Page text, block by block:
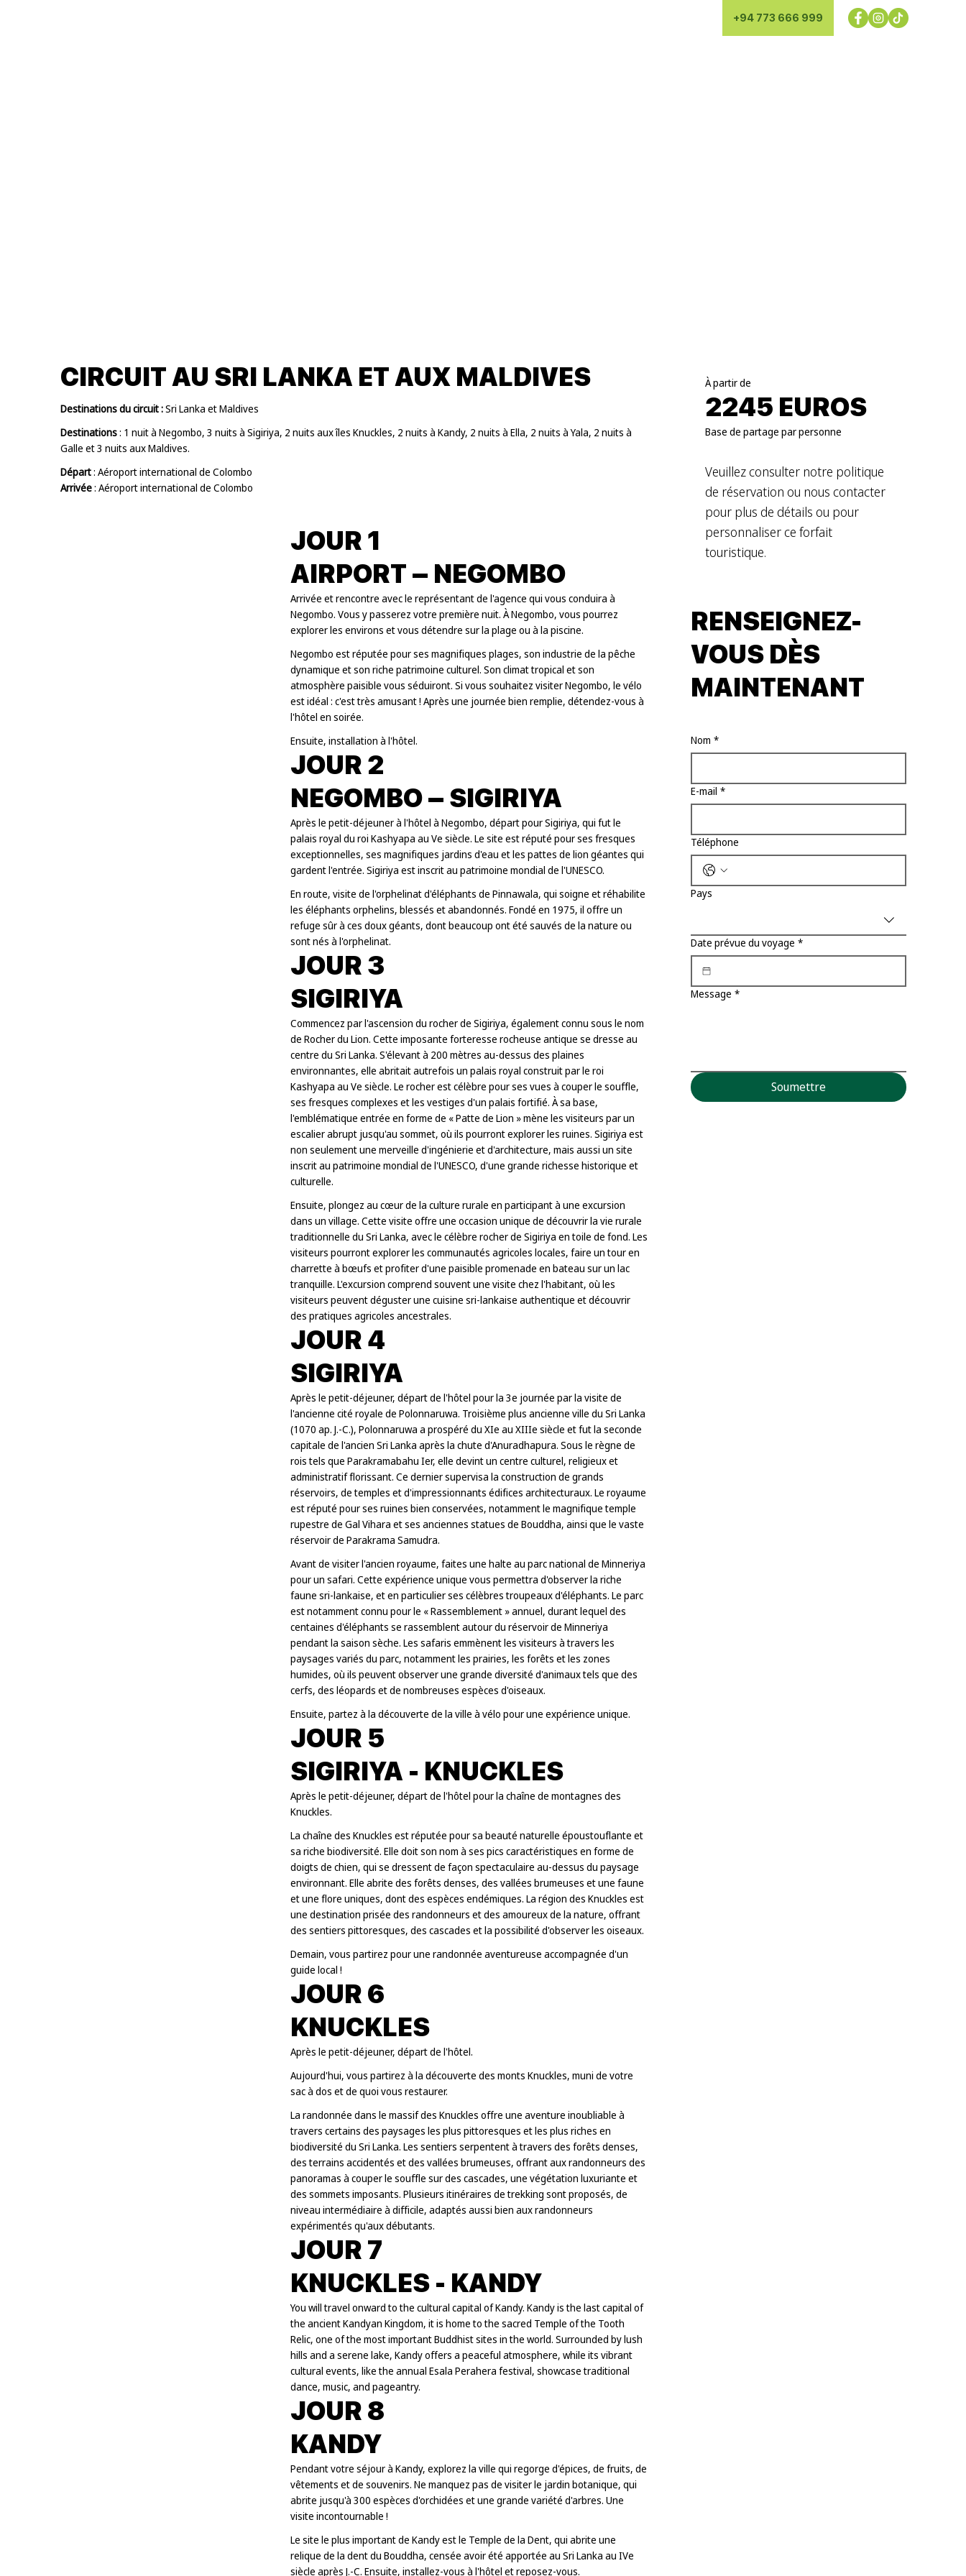
+94 773 666 999
CIRCUIT AU SRI LANKA ET AUX MALDIVES
Destinations du circuit :Sri Lanka et Maldives
Destinations: 1 nuit à Negombo, 3 nuits à Sigiriya, 2 nuits aux îles Knuckles, 2 nuits à Kandy, 2 nuits à Ella, 2 nuits à Yala, 2 nuits à
Galle et 3 nuits aux Maldives.
Départ: Aéroport international de Colombo
Arrivée: Aéroport international de Colombo
JOUR 1
AIRPORT – NEGOMBO
Arrivée et rencontre avec le représentant de l'agence qui vous conduira à
Negombo. Vous y passerez votre première nuit. À Negombo, vous pourrez
explorer les environs et vous détendre sur la plage ou à la piscine.
Negombo est réputée pour ses magnifiques plages, son industrie de la pêche
dynamique et son riche patrimoine culturel. Son climat tropical et son
atmosphère paisible vous séduiront. Si vous souhaitez visiter Negombo, le vélo
est idéal : c'est très amusant ! Après une journée bien remplie, détendez-vous à
l'hôtel en soirée.
Ensuite, installation à l'hôtel.
JOUR 2
NEGOMBO – SIGIRIYA
Après le petit-déjeuner à l'hôtel à Negombo, départ pour Sigiriya, qui fut le
palais royal du roi Kashyapa au Ve siècle. Le site est réputé pour ses fresques
exceptionnelles, ses magnifiques jardins d'eau et les pattes de lion géantes qui
gardent l'entrée. Sigiriya est inscrit au patrimoine mondial de l'UNESCO.
En route, visite de l'orphelinat d'éléphants de Pinnawala, qui soigne et réhabilite
les éléphants orphelins, blessés et abandonnés. Fondé en 1975, il offre un
refuge sûr à ces doux géants, dont beaucoup ont été sauvés de la nature ou
sont nés à l'orphelinat.
JOUR 3
SIGIRIYA
Commencez par l'ascension du rocher de Sigiriya, également connu sous le nom
de Rocher du Lion. Cette imposante forteresse rocheuse antique se dresse au
centre du Sri Lanka. S'élevant à 200 mètres au-dessus des plaines
environnantes, elle abritait autrefois un palais royal construit par le roi
Kashyapa au Ve siècle. Le rocher est célèbre pour ses vues à couper le souffle,
ses fresques complexes et les vestiges d'un palais fortifié. À sa base,
l'emblématique entrée en forme de « Patte de Lion » mène les visiteurs par un
escalier abrupt jusqu'au sommet, où ils pourront explorer les ruines. Sigiriya est
non seulement une merveille d'ingénierie et d'architecture, mais aussi un site
inscrit au patrimoine mondial de l'UNESCO, d'une grande richesse historique et
culturelle.
Ensuite, plongez au cœur de la culture rurale en participant à une excursion
dans un village. Cette visite offre une occasion unique de découvrir la vie rurale
traditionnelle du Sri Lanka, avec le célèbre rocher de Sigiriya en toile de fond. Les
visiteurs pourront explorer les communautés agricoles locales, faire un tour en
charrette à bœufs et profiter d'une paisible promenade en bateau sur un lac
tranquille. L'excursion comprend souvent une visite chez l'habitant, où les
visiteurs peuvent déguster une cuisine sri-lankaise authentique et découvrir
des pratiques agricoles ancestrales.
JOUR 4
SIGIRIYA
Après le petit-déjeuner, départ de l'hôtel pour la 3e journée par la visite de
l'ancienne cité royale de Polonnaruwa. Troisième plus ancienne ville du Sri Lanka
(1070 ap. J.-C.), Polonnaruwa a prospéré du XIe au XIIIe siècle et fut la seconde
capitale de l'ancien Sri Lanka après la chute d'Anuradhapura. Sous le règne de
rois tels que Parakramabahu Ier, elle devint un centre culturel, religieux et
administratif florissant. Ce dernier supervisa la construction de grands
réservoirs, de temples et d'impressionnants édifices architecturaux. Le royaume
est réputé pour ses ruines bien conservées, notamment le magnifique temple
rupestre de Gal Vihara et ses anciennes statues de Bouddha, ainsi que le vaste
réservoir de Parakrama Samudra.
Avant de visiter l'ancien royaume, faites une halte au parc national de Minneriya
pour un safari. Cette expérience unique vous permettra d'observer la riche
faune sri-lankaise, et en particulier ses célèbres troupeaux d'éléphants. Le parc
est notamment connu pour le « Rassemblement » annuel, durant lequel des
centaines d'éléphants se rassemblent autour du réservoir de Minneriya
pendant la saison sèche. Les safaris emmènent les visiteurs à travers les
paysages variés du parc, notamment les prairies, les forêts et les zones
humides, où ils peuvent observer une grande diversité d'animaux tels que des
cerfs, des léopards et de nombreuses espèces d'oiseaux.
Ensuite, partez à la découverte de la ville à vélo pour une expérience unique.
JOUR 5
SIGIRIYA - KNUCKLES
Après le petit-déjeuner, départ de l'hôtel pour la chaîne de montagnes des
Knuckles.
La chaîne des Knuckles est réputée pour sa beauté naturelle époustouflante et
sa riche biodiversité. Elle doit son nom à ses pics caractéristiques en forme de
doigts de chien, qui se dressent de façon spectaculaire au-dessus du paysage
environnant. Elle abrite des forêts denses, des vallées brumeuses et une faune
et une flore uniques, dont des espèces endémiques. La région des Knuckles est
une destination prisée des randonneurs et des amoureux de la nature, offrant
des sentiers pittoresques, des cascades et la possibilité d'observer les oiseaux.
Demain, vous partirez pour une randonnée aventureuse accompagnée d'un
guide local !
JOUR 6
KNUCKLES
Après le petit-déjeuner, départ de l'hôtel.
Aujourd'hui, vous partirez à la découverte des monts Knuckles, muni de votre
sac à dos et de quoi vous restaurer.
La randonnée dans le massif des Knuckles offre une aventure inoubliable à
travers certains des paysages les plus pittoresques et les plus riches en
biodiversité du Sri Lanka. Les sentiers serpentent à travers des forêts denses,
des terrains accidentés et des vallées brumeuses, offrant aux randonneurs des
panoramas à couper le souffle sur des cascades, une végétation luxuriante et
des sommets imposants. Plusieurs itinéraires de trekking sont proposés, de
niveau intermédiaire à difficile, adaptés aussi bien aux randonneurs
expérimentés qu'aux débutants.
JOUR 7
KNUCKLES - KANDY
You will travel onward to the cultural capital of Kandy. Kandy is the last capital of
the ancient Kandyan Kingdom, it is home to the sacred Temple of the Tooth
Relic, one of the most important Buddhist sites in the world. Surrounded by lush
hills and a serene lake, Kandy offers a peaceful atmosphere, while its vibrant
cultural events, like the annual Esala Perahera festival, showcase traditional
dance, music, and pageantry.
JOUR 8
KANDY
Pendant votre séjour à Kandy, explorez la ville qui regorge d'épices, de fruits, de
vêtements et de souvenirs. Ne manquez pas de visiter le jardin botanique, qui
abrite jusqu'à 300 espèces d'orchidées et une grande variété d'arbres. Une
visite incontournable !
Le site le plus important de Kandy est le Temple de la Dent, qui abrite une
relique de la dent du Bouddha, censée avoir été apportée au Sri Lanka au IVe
siècle après J.-C. Ensuite, installez-vous à l'hôtel et reposez-vous.
À partir de
2245 EUROS
Base de partage par personne
Veuillez consulter notre politique
de réservation ou nous contacter
pour plus de détails ou pour
personnaliser ce forfait
touristique.
RENSEIGNEZ-
VOUS DÈS
MAINTENANT
Nom *
E-mail *
Téléphone
Pays
Date prévue du voyage *
Message *
Soumettre